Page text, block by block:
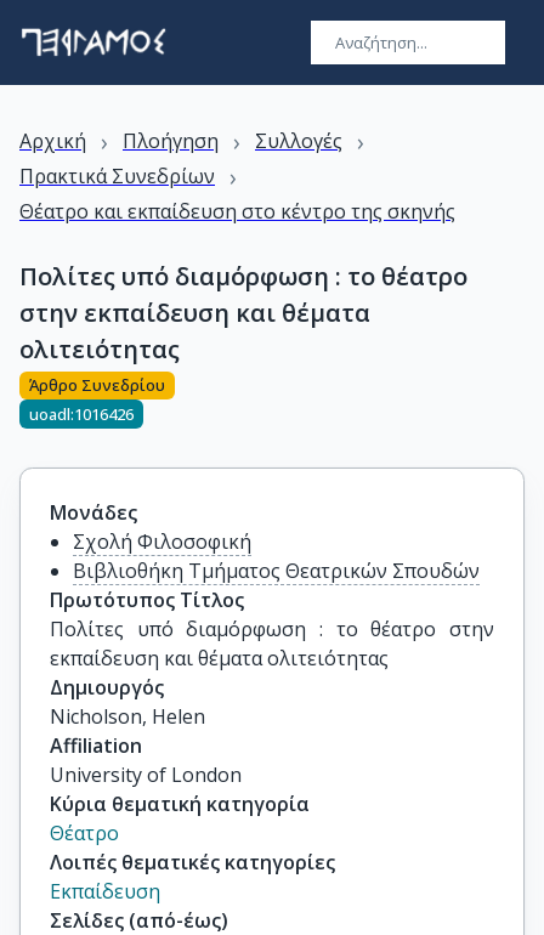
Αρχική › Πλοήγηση › Συλλογές ›
Πρακτικά Συνεδρίων ›
Θέατρο και εκπαίδευση στο κέντρο της σκηνής
Πολίτες υπό διαμόρφωση : το θέατρο
στην εκπαίδευση και θέματα
ολιτειότητας
Άρθρο Συνεδρίου
uoadl:1016426
Μονάδες
Σχολή Φιλοσοφική
Βιβλιοθήκη Τμήματος Θεατρικών Σπουδών
Πρωτότυπος Τίτλος
Πολίτες υπό διαμόρφωση : το θέατρο στην
εκπαίδευση και θέματα ολιτειότητας
Δημιουργός
Nicholson, Helen
Affiliation
University of London
Κύρια θεματική κατηγορία
Θέατρο
Λοιπές θεματικές κατηγορίες
Εκπαίδευση
Σελίδες (από-έως)